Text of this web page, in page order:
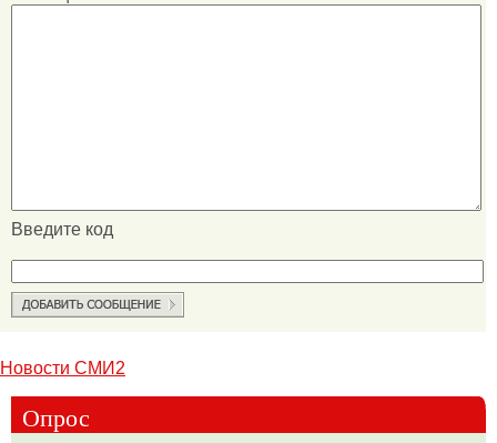
Введите код
Новости СМИ2
Опрос